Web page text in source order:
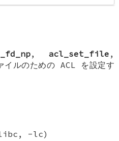
, acl_set_file ,
イルのための ACL を設定す
-lc)